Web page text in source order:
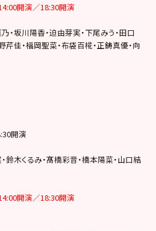
開演／18:30開演
・坂川陽香・迫由芽実・下尾みう・田口
芹佳・福岡聖菜・布袋百椛・正鋳真優・向
開演
鈴木くるみ・髙橋彩音・橋本陽菜・山口結
開演／18:30開演